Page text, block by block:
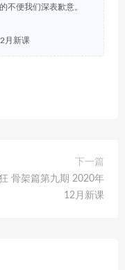
不便我们深表歉意。
月新课
下一篇
骨架篇第九期 2020年
12月新课